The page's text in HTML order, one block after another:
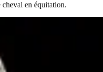
en équitation.